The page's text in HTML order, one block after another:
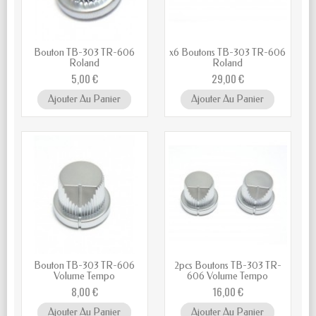
Bouton TB-303 TR-606
Roland
5,00 €
Ajouter Au Panier
x6 Boutons TB-303 TR-606
Roland
29,00 €
Ajouter Au Panier
Bouton TB-303 TR-606
Volume Tempo
8,00 €
Ajouter Au Panier
2pcs Boutons TB-303 TR-
606 Volume Tempo
16,00 €
Ajouter Au Panier